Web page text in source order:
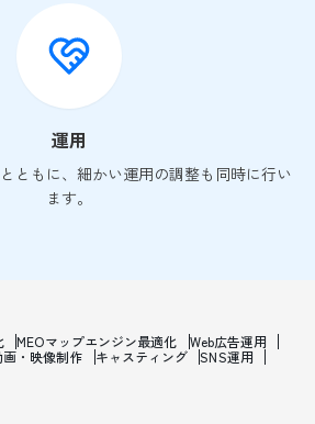
運用
ともに、細かい運用の調整も同時に行い
ます。
MEOマップエンジン最適化
Web広告運用
画・映像制作 キャスティング
SNS運用